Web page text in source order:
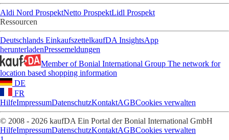
Aldi Nord ProspektNetto ProspektLidl Prospekt
Ressourcen
Deutschlands EinkaufszettelkaufDA InsightsApp
herunterladenPressemeldungen
Member of Bonial International Group The network for
location based shopping information
DE
FR
HilfeImpressumDatenschutzKontaktAGBCookies verwalten
© 2008 - 2026 kaufDA Ein Portal der Bonial International GmbH
HilfeImpressumDatenschutzKontaktAGBCookies verwalten